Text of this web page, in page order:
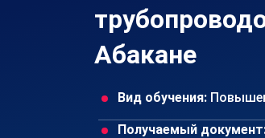
Абакане
Вид обучения:
Получаемый